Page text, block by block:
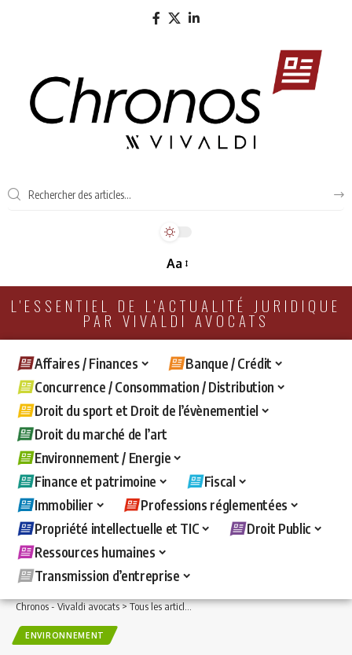
Aa
L'ESSENTIEL DE L'ACTUALITÉ JURIDIQUE
PAR VIVALDI AVOCATS
Affaires / Finances
Banque / Crédit
Concurrence / Consommation / Distribution
Droit du sport et Droit de l’évènementiel
Droit du marché de l’art
Environnement / Energie
Finance et patrimoine
Fiscal
Immobilier
Professions réglementées
Propriété intellectuelle et TIC
Droit Public
Ressources humaines
Transmission d’entreprise
Chronos - Vivaldi avocats>Tous les articles >Environnement / Energie>
ENVIRONNEMENT